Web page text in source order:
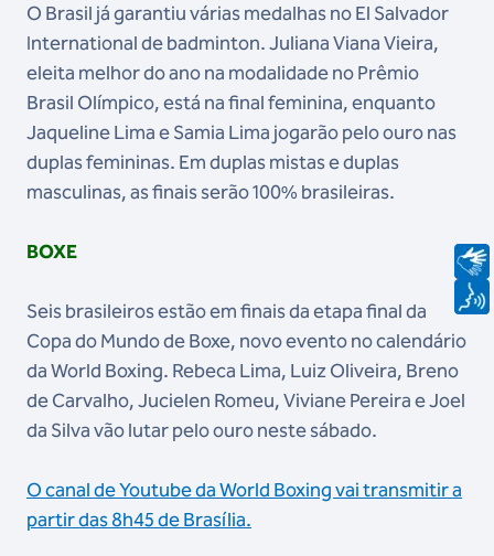
O Brasil já garantiu várias medalhas no El Salvador
International de badminton. Juliana Viana Vieira,
eleita melhor do ano na modalidade no Prêmio
Brasil Olímpico, está na final feminina, enquanto
Jaqueline Lima e Samia Lima jogarão pelo ouro nas
duplas femininas. Em duplas mistas e duplas
masculinas, as finais serão 100% brasileiras.
BOXE
Seis brasileiros estão em finais da etapa final da
Copa do Mundo de Boxe, novo evento no calendário
da World Boxing. Rebeca Lima, Luiz Oliveira, Breno
de Carvalho, Jucielen Romeu, Viviane Pereira e Joel
da Silva vão lutar pelo ouro neste sábado.
O canal de Youtube da World Boxing vai transmitir a
partir das 8h45 de Brasília.